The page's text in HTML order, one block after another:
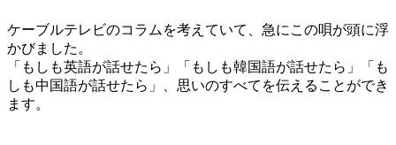
ケーブルテレビのコラムを考えていて、急にこの唄が頭に浮
かびました。
「もしも英語が話せたら」「もしも韓国語が話せたら」「も
しも中国語が話せたら」、思いのすべてを伝えることができ
ます。